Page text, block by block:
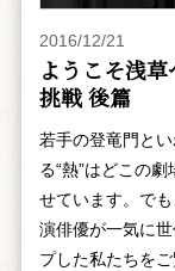
2016/12/21
ようこそ浅
挑戦 後篇
若手の登竜門と
る“熱”はどこの
せています。で
演俳優が一気に
プした私たちを